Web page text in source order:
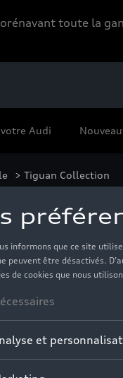
toute la
Audi
> Tiguan Collection